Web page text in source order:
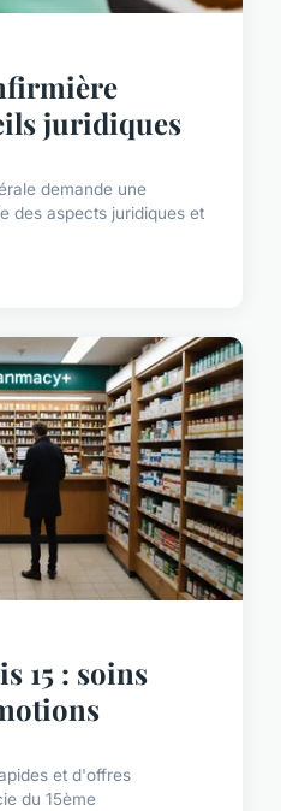
juridiques
demande une
des aspects juridiques et
15 : soins
et d'offres
du 15ème